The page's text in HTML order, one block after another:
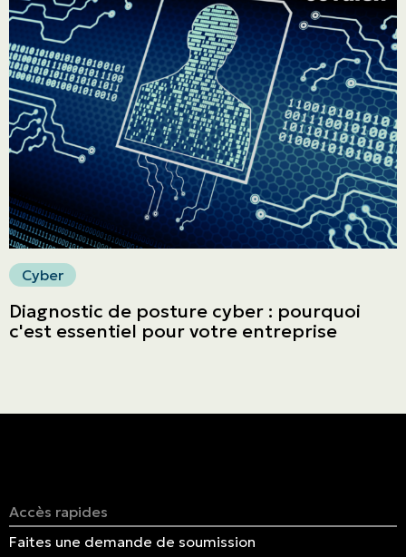
Nous joindre
English | CA
Faites un paiement
Cyber
Diagnostic de posture cyber : pourquoi
c'est essentiel pour votre entreprise
Accès rapides
Faites une demande de soumission